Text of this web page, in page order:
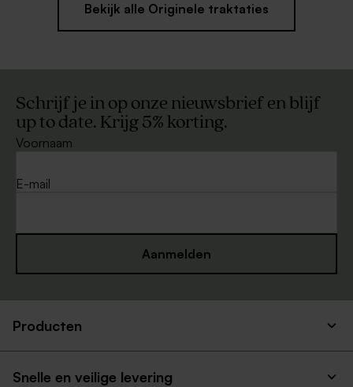
Bekijk alle Originele traktaties
Schrijf je in op onze nieuwsbrief en blijf
up to date. Krijg 5% korting.
Voornaam
E-mail
Aanmelden
Producten
Snelle en veilige levering